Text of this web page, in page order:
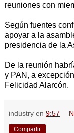
reuniones con
Según fuentes
apoyar a la
presidencia de la
De la reunión
y PAN, a
Felicidad Alarcón.
industry en 9:57
Compartir